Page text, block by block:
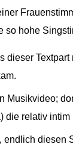
so hohe
dieser
Musikvideo;
die relativ intim
endlich diesen